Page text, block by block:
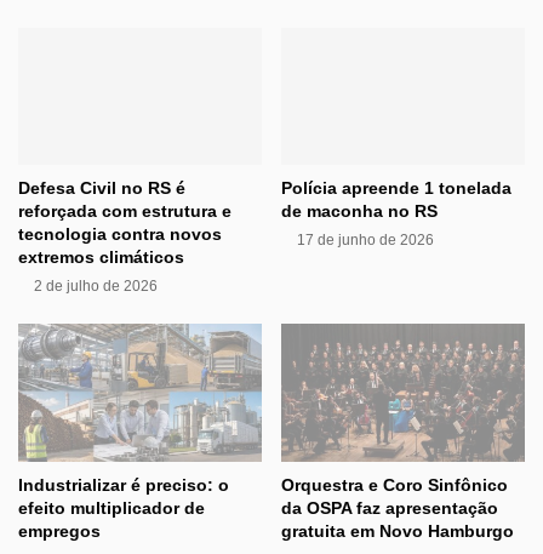
Defesa Civil no RS é
reforçada com estrutura e
tecnologia contra novos
extremos climáticos
2 de julho de 2026
Polícia apreende 1 tonelada
de maconha no RS
17 de junho de 2026
Industrializar é preciso: o
efeito multiplicador de
empregos
Orquestra e Coro Sinfônico
da OSPA faz apresentação
gratuita em Novo Hamburgo